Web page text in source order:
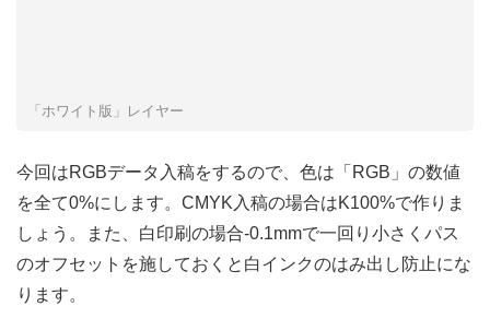
「ホワイト版」レイヤー
今回はRGBデータ入稿をするので、色は「RGB」の数値
を全て0%にします。CMYK入稿の場合はK100%で作りま
しょう。また、白印刷の場合-0.1mmで一回り小さくパス
のオフセットを施しておくと白インクのはみ出し防止にな
ります。